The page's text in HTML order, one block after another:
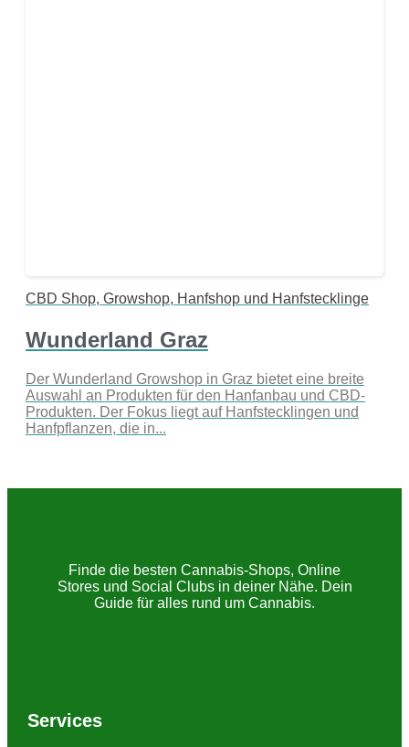
CBD Shop, Growshop, Hanfshop und Hanfstecklinge
Wunderland Graz
Der Wunderland Growshop in Graz bietet eine breite
Auswahl an Produkten für den Hanfanbau und CBD-
Produkten. Der Fokus liegt auf Hanfstecklingen und
Hanfpflanzen, die in...
Finde die besten Cannabis-Shops, Online
Stores und Social Clubs in deiner Nähe. Dein
Guide für alles rund um Cannabis.
Services